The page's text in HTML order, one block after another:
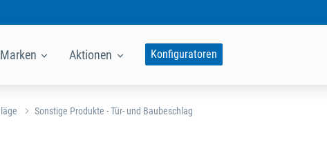
Marken Aktionen Konfiguratoren
Sonstige Produkte - Tür- und Baubeschlag